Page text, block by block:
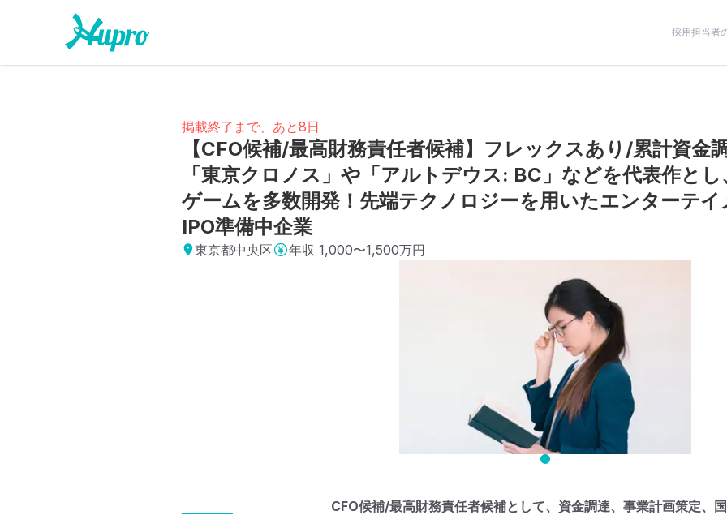
採用担当者
掲載終了まで、あと8日
【CFO候補/最高財務責任者候補】フレックスあり/累計資金
「東京クロノス」や「アルトデウス: BC」などを代表作と
ゲームを多数開発！先端テクノロジーを用いたエンターテ
IPO準備中企業
東京都中央区 年収 1,000〜1,500万円
CFO候補/最高財務責任者候補として、資金調達、事業計画策定、